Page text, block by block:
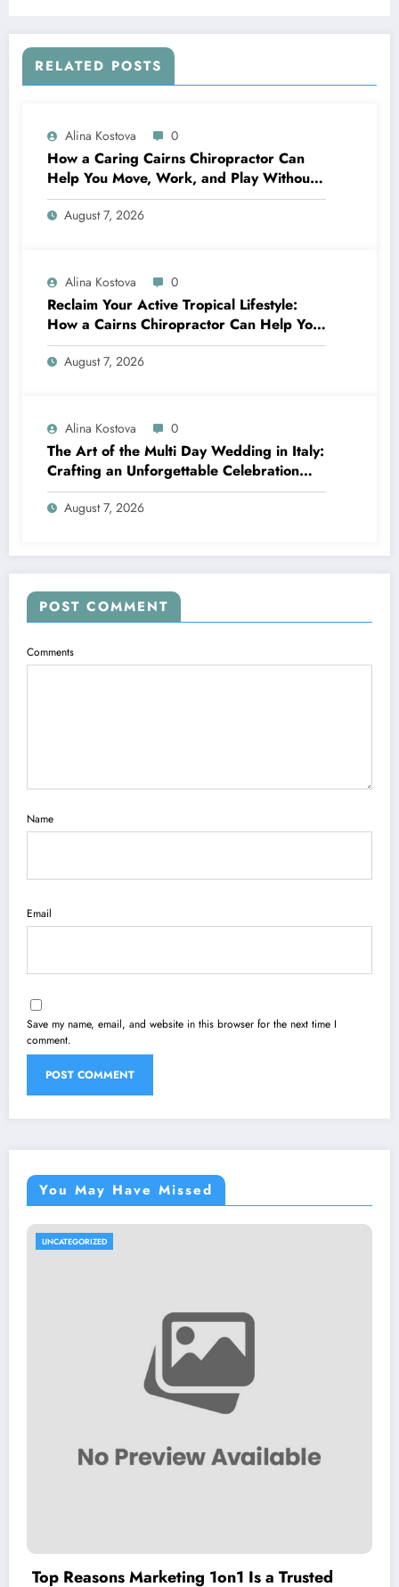
RELATED POSTS
Alina Kostova 0
How a Caring Cairns Chiropractor Can
Help You Move, Work, and Play Without
Pain
August 7, 2026
Alina Kostova 0
Reclaim Your Active Tropical Lifestyle:
How a Cairns Chiropractor Can Help You
Move Pain-Free
August 7, 2026
Alina Kostova 0
The Art of the Multi Day Wedding in Italy:
Crafting an Unforgettable Celebration
Over Several Days
August 7, 2026
POST COMMENT
Comments
Name
Email
Save my name, email, and website in this browser for the next time I
comment.
You May Have Missed
UNCATEGORIZED
Top Reasons Marketing 1on1 Is a Trusted